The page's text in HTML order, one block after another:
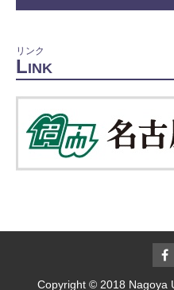
リンク
LINK
Copyright © 2018 Nagoya